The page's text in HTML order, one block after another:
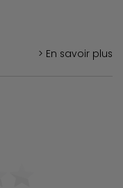
> En savoir plus